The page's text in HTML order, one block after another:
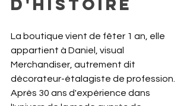
D'HISTOIRE
La boutique vient de fêter 1 an, elle
appartient à Daniel, visual
Merchandiser, autrement dit
décorateur-étalagiste de profession.
Après 30 ans d'expérience dans